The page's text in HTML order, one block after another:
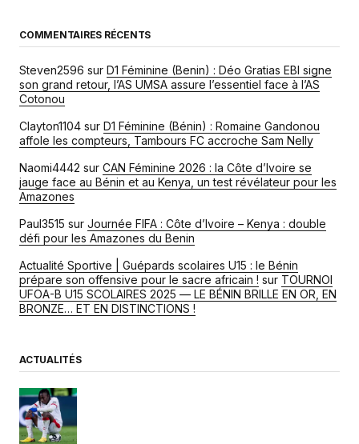
COMMENTAIRES RÉCENTS
Steven2596 sur D1 Féminine (Benin) : Déo Gratias EBI signe
son grand retour, l’AS UMSA assure l’essentiel face à l’AS
Cotonou
Clayton1104 sur D1 Féminine (Bénin) : Romaine Gandonou
affole les compteurs, Tambours FC accroche Sam Nelly
Naomi4442 sur CAN Féminine 2026 : la Côte d’Ivoire se
jauge face au Bénin et au Kenya, un test révélateur pour les
Amazones
Paul3515 sur Journée FIFA : Côte d’Ivoire – Kenya : double
défi pour les Amazones du Benin
Actualité Sportive | Guépards scolaires U15 : le Bénin
prépare son offensive pour le sacre africain ! sur TOURNOI
UFOA-B U15 SCOLAIRES 2025 — LE BÉNIN BRILLE EN OR, EN
BRONZE… ET EN DISTINCTIONS !
ACTUALITÉS